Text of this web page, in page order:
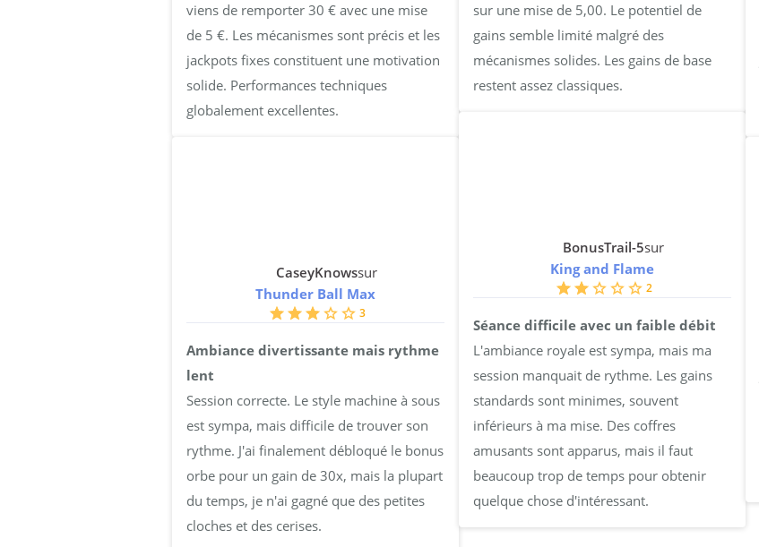
viens de remporter 30 € avec une mise
de 5 €. Les mécanismes sont précis et les
jackpots fixes constituent une motivation
solide. Performances techniques
globalement excellentes.
CaseyKnowssur
Thunder Ball Max
3
Ambiance divertissante mais rythme
lent
Session correcte. Le style machine à sous
est sympa, mais difficile de trouver son
rythme. J'ai finalement débloqué le bonus
orbe pour un gain de 30x, mais la plupart
du temps, je n'ai gagné que des petites
cloches et des cerises.
sur une mise de 5,00. Le potentiel de
gains semble limité malgré des
mécanismes solides. Les gains de base
restent assez classiques.
BonusTrail-5sur
King and Flame
2
Séance difficile avec un faible débit
L'ambiance royale est sympa, mais ma
session manquait de rythme. Les gains
standards sont minimes, souvent
inférieurs à ma mise. Des coffres
amusants sont apparus, mais il faut
beaucoup trop de temps pour obtenir
quelque chose d'intéressant.